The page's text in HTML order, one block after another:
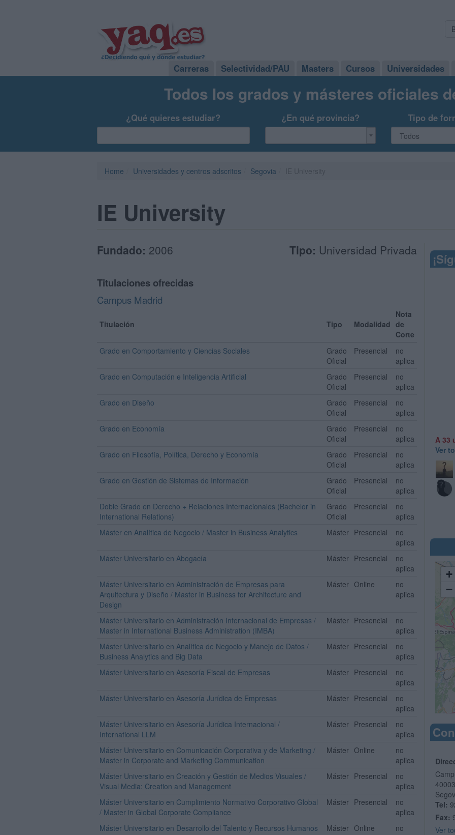
Carreras Selectividad/PAU Masters Cursos Universidades
Todos los grados y másteres oficiales
¿Qué quieres estudiar? ¿En qué provincia? Tipo de
Home Universidades y centros adscritos Segovia
IE University
Fundado: 2006 Tipo: Universidad Privada
Titulaciones ofrecidas
Campus Madrid
Titulación Tipo Modalidad
Nota
de
Corte
Grado en Comportamiento y Ciencias Sociales
Grado
Oficial
Presencial
no
aplica
Grado en Computación e Inteligencia Artificial
Grado
Oficial
Presencial
no
aplica
Grado en Diseño
Grado
Oficial
Presencial
no
aplica
Grado en Economía
Grado
Oficial
Presencial
no
aplica
Grado en Filosofía, Política, Derecho y Economía
Grado
Oficial
Presencial
no
aplica
Grado en Gestión de Sistemas de Información
Grado
Oficial
Presencial
no
aplica
Doble Grado en Derecho + Relaciones Internacionales (Bachelor in
International Relations)
Grado
Oficial
Presencial
no
aplica
Máster en Analítica de Negocio / Master in Business Analytics
Máster Presencial
no
aplica
Máster Universitario en Abogacía
Máster Presencial
no
aplica
Máster Universitario en Administración de Empresas para
Arquitectura y Diseño / Master in Business for Architecture and
Design
Máster Online
no
aplica
Máster Universitario en Administración Internacional de Empresas /
Master in International Business Administration (IMBA)
Máster Presencial
no
aplica
Máster Universitario en Analítica de Negocio y Manejo de Datos /
Business Analytics and Big Data
Máster Presencial
no
aplica
Máster Universitario en Asesoría Fiscal de Empresas
Máster Presencial
no
aplica
Máster Universitario en Asesoría Jurídica de Empresas
Máster Presencial
no
aplica
Máster Universitario en Asesoría Jurídica Internacional /
International LLM
Máster Presencial
no
aplica
Máster Universitario en Comunicación Corporativa y de Marketing /
Master in Corporate and Marketing Communication
Máster Online
no
aplica
Máster Universitario en Creación y Gestión de Medios Visuales /
Visual Media: Creation and Management
Máster Presencial
no
aplica
Máster Universitario en Cumplimiento Normativo Corporativo Global
/ Master in Global Corporate Compliance
Máster Presencial
no
aplica
Máster Universitario en Desarrollo del Talento y Recursos Humanos
Máster Online
no
A 33
Ver
+
−
Tel:
Fax:
Ver